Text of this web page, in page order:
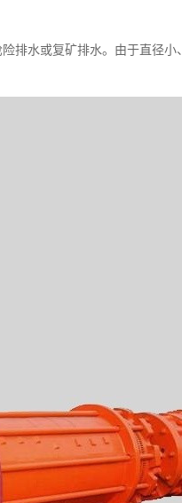
排水或复矿排水。由于直径